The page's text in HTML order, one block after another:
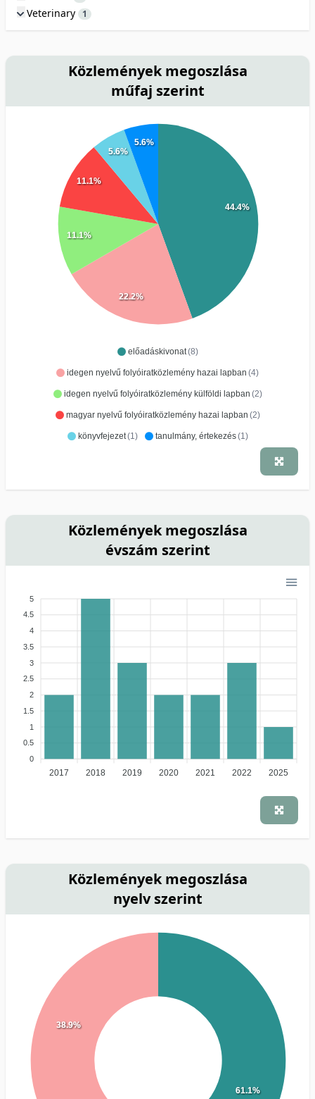
Veterinary 1
Közlemények megoszlása
műfaj szerint
előadáskivonat(8)
idegen nyelvű folyóiratközlemény hazai lapban (4)
idegen nyelvű folyóiratközlemény külföldi lapban (2)
magyar nyelvű folyóiratközlemény hazai lapban (2)
könyvfejezet(1) tanulmány, értekezés(1)
44.4%
22.2%
11.1%
11.1%
5.6%
5.6%
Közlemények megoszlása
évszám szerint
5
4.5
4
3.5
3
2.5
2
1.5
1
0.5
0
2017 2018 2019 2020 2021 2022 2025
Közlemények megoszlása
nyelv szerint
61.1%
38.9%